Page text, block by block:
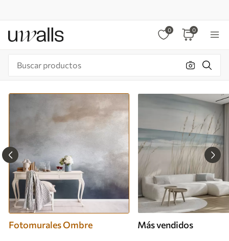
0 0
Fotomurales Ombre Más vendidos